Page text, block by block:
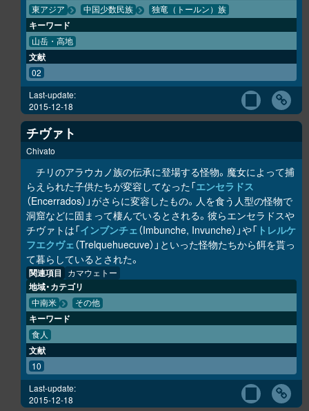
東アジア 中国少数民族 独竜（トールン）族
キーワード
山岳・高地
文献
02
Last-update:
2015-12-18
チヴァト
Chivato
チリのアラウカノ族の伝承に登場する怪物。魔女によって捕
らえられた子供たちが変容してなった「エンセラドス
（Encerrados）」がさらに変容したもの。人を食う人型の怪物で
洞窟などに固まって棲んでいるとされる。彼らエンセラドスや
チヴァトは「インブンチェ（Imbunche, Invunche）」や「 トレルケ
フエクヴェ（Trelquehuecuve）」といった怪物たちから餌を貰っ
て暮らしているとされた。
関連項目 カマウェトー
地域・カテゴリ
中南米 その他
キーワード
食人
文献
10
Last-update:
2015-12-18